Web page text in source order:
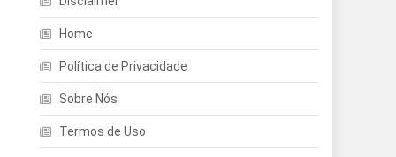
Home
Política de Privacidade
Sobre Nós
Termos de Uso